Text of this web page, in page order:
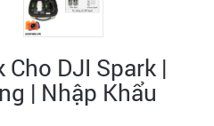
DJI Spark |
| Nhập Khẩu